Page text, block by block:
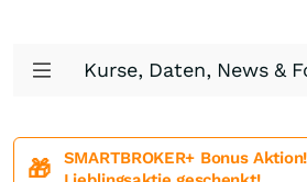
Kurse, Daten, News &
🎁
SMARTBROKER+ Bonus